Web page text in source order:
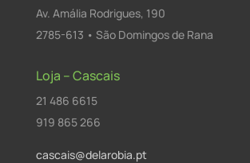
Av. Amália Rodrigues, 190
2785-613 • São Domingos de Rana
Loja – Cascais
21 486 6615
919 865 266
cascais@delarobia.pt